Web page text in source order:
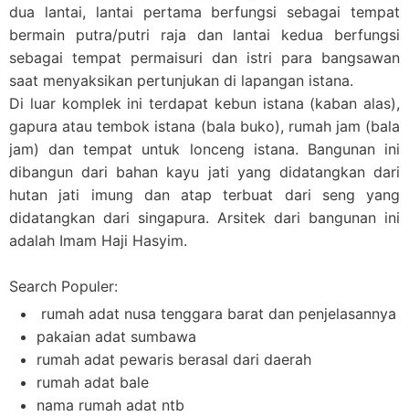
dua lantai, lantai pertama berfungsi sebagai tempat
bermain putra/putri raja dan lantai kedua berfungsi
sebagai tempat permaisuri dan istri para bangsawan
saat menyaksikan pertunjukan di lapangan istana.
Di luar komplek ini terdapat kebun istana (kaban alas),
gapura atau tembok istana (bala buko), rumah jam (bala
jam) dan tempat untuk lonceng istana. Bangunan ini
dibangun dari bahan kayu jati yang didatangkan dari
hutan jati imung dan atap terbuat dari seng yang
didatangkan dari singapura. Arsitek dari bangunan ini
adalah Imam Haji Hasyim.
Search Populer:
rumah adat nusa tenggara barat dan penjelasannya
pakaian adat sumbawa
rumah adat pewaris berasal dari daerah
rumah adat bale
nama rumah adat ntb